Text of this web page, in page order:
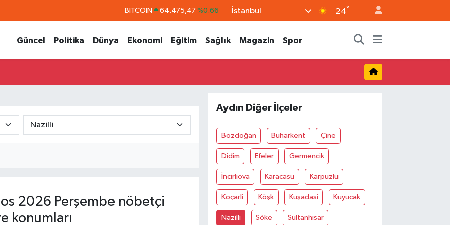
BITCOIN 64.475,47 %0.66
55,1336 %0.18
İstanbul 24°
Güncel Politika Dünya Ekonomi Eğitim Sağlık Magazin Spor
2026 Perşembe nöbetçi
konumları
Aydın Diğer İlçeler
Bozdoğan Buharkent Çine
Didim Efeler Germencik
İncirliova Karacasu Karpuzlu
Koçarli Köşk Kuşadasi Kuyucak
Nazilli Söke Sultanhisar